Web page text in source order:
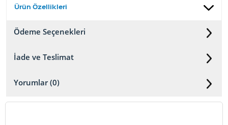
Ürün Özellikleri
Ödeme Seçenekleri
İade ve Teslimat
Yorumlar (0)